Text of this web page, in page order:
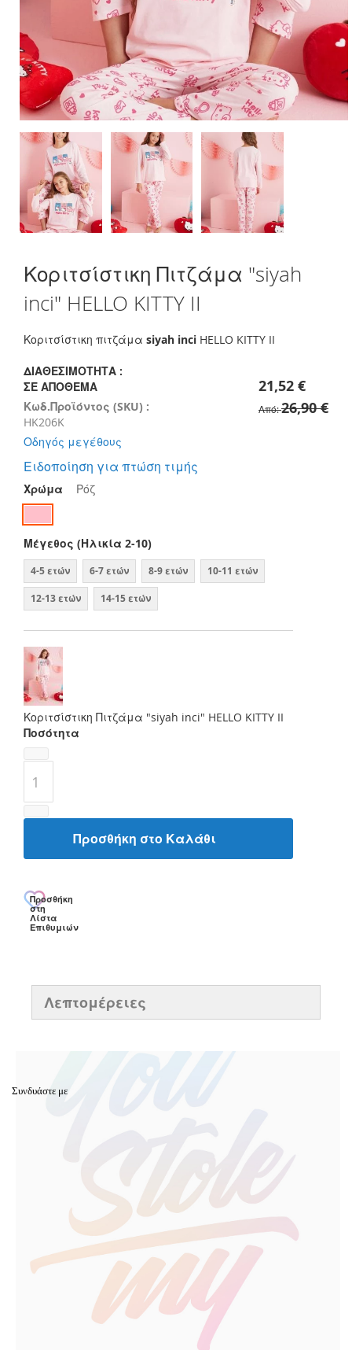
to
beginning
the
gallery
Κοριτσίστικη Πιτζάμα "siyah
inci" HELLO KITTY II
Κοριτσίστικη πιτζάμα siyah inci HELLO KITTY II
ΔΙΑΘΕΣΙΜΌΤΗΤΑ :
ΣΕ ΑΠΌΘΕΜΑ
Κωδ.Προϊόντος (SKU) :
HK206K
Οδηγός μεγέθους
21,52 €
Από 26,90 €
Ειδοποίηση για πτώση τιμής
Χρώμα Ρόζ
Μέγεθος (Ηλικία 2-10)
4-5 ετών 6-7 ετών 8-9 ετών 10-11 ετών
12-13 ετών 14-15 ετών
Κοριτσίστικη Πιτζάμα "siyah inci" HELLO KITTY II
Ποσότητα
Προσθήκη στο Καλάθι
Προσθήκη
στη
Λίστα
Επιθυμιών
Λεπτομέρειες
Συνδυάστε με